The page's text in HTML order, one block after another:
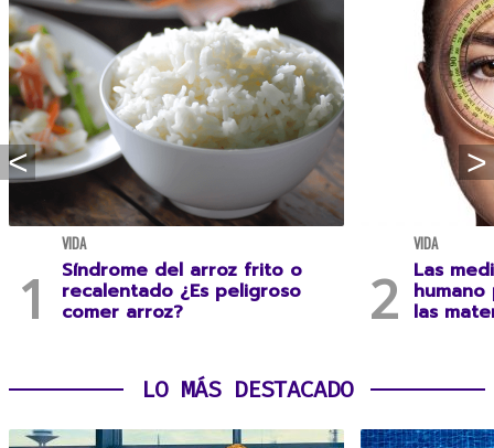
VIDA
Síndrome del arroz frito o
recalentado ¿Es peligroso
comer arroz?
VIDA
Las
las
LO MÁS DESTACADO